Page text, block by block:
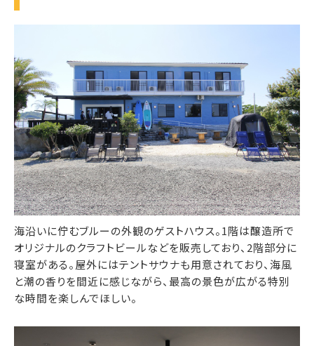
海沿いに佇むブルーの外観のゲストハウス。1階は醸造所で
オリジナルのクラフトビールなどを販売しており、2階部分に
寝室がある。屋外にはテントサウナも用意されており、海風
と潮の香りを間近に感じながら、最高の景色が広がる特別
な時間を楽しんでほしい。